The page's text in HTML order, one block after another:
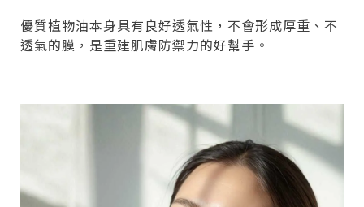
優質植物油本身具有良好透氣性，不會形成厚重、不
透氣的膜，是重建肌膚防禦力的好幫手。